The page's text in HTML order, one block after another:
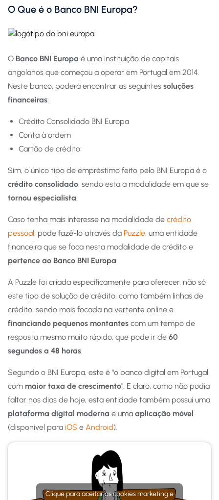
O Que é o Banco BNI Europa?
O Banco BNI Europa é uma instituição de capitais
angolanos que começou a operar em Portugal em 2014.
Neste banco, poderá encontrar as seguintes soluções
financeiras:
Crédito Consolidado BNI Europa
Conta à ordem
Cartão de crédito
Sim, o único tipo de empréstimo feito pelo BNI Europa é o
crédito consolidado, sendo esta a modalidade em que se
tornou especialista
Caso tenha mais interesse na modalidade de crédito
pessoal, pode fazê-lo através da Puzzle, uma entidade
financeira que se foca nesta modalidade de crédito e
pertence ao Banco BNI Europa
A Puzzle foi criada especificamente para oferecer, não só
este tipo de solução de crédito, como também linhas de
crédito, sendo mais focada na vertente online e
financiando pequenos montantes com um tempo de
resposta mesmo muito rápido, que pode ir de 60
segundos a 48 horas
Segundo o BNI Europa, este é "o banco digital em Portugal
com maior taxa de crescimento". E claro, como não podia
faltar nos dias de hoje, esta entidade também possui uma
plataforma digital moderna e uma aplicação móvel
(disponível para iOS e Android).
Clique para aceitar os cookies marketing e